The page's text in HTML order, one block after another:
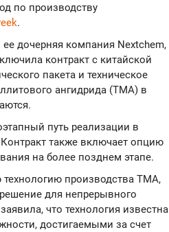
по производству
.
дочерняя компания Nextchem,
контракт с китайской
пакета и техническое
ангидрида (ТМА) в
путь реализации в
также включает опцию
на более позднем этапе.
технологию производства ТМА,
для непрерывного
что технология известна
достигаемыми за счет